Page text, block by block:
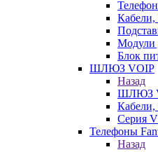
Кабели,
Модули
Блок
ШЛЮЗ VOIP
Назад
ШЛЮЗ
Кабели,
Серия
Телефоны
Назад